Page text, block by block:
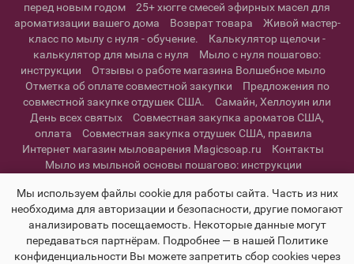
перед новым годом
25+ хюгге смесей эфирных масел для
ароматизации вашего дома
Возврат товара
Живой мастер-
класс по мылу с нуля - обучение.
Калькулятор щелочи -
калькулятор для мыла с нуля
Мыло с нуля пошагово:
инструкции
Отзывы о работе магазина Волшебное мыло
Отметка об оплате совместной закупки
Предложения по
совместной закупке отдушек США.
Самайн, Хеллоуин или
День всех святых
Совместная закупка ароматов США,
оплата
Совместная закупка отдушек США, правила
Интернет магазин мыловарения Magicsoap.ru
Контакты
Мыло из мыльной основы пошагово: инструкции
пользовательское соглашение
Мы используем файлы cookie для работы сайта. Часть из них
необходима для авторизации и безопасности, другие помогают
анализировать посещаемость. Некоторые данные могут
передаваться партнёрам. Подробнее — в нашей Политике
конфиденциальности Вы можете запретить сбор cookies через